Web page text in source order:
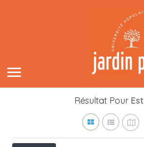
Résultat Pour Est